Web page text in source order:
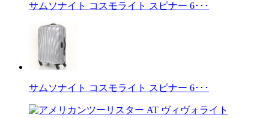
サムソナイト コスモライト スピナー 6･･･
サムソナイト コスモライト スピナー 6･･･